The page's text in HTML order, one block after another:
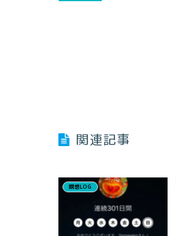
関連記事
瞑想LOG